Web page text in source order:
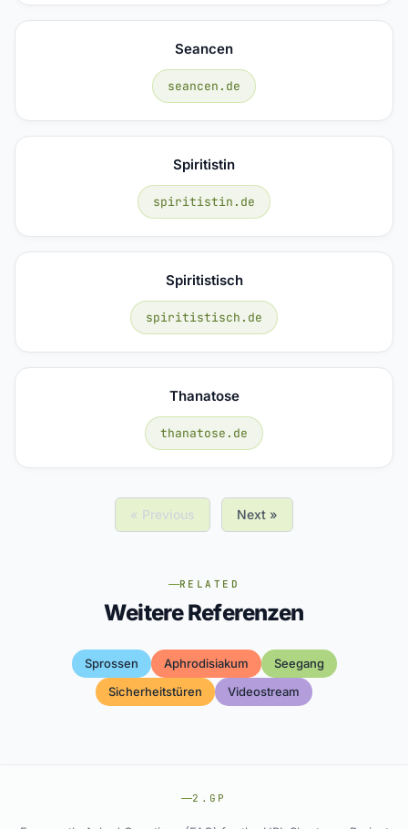
Seancen
seancen.de
Spiritistin
spiritistin.de
Spiritistisch
spiritistisch.de
Thanatose
thanatose.de
« Previous Next »
RELATED
Weitere Referenzen
Sprossen Aphrodisiakum
Seegang
Sicherheitstüren
Videostream
2.GP